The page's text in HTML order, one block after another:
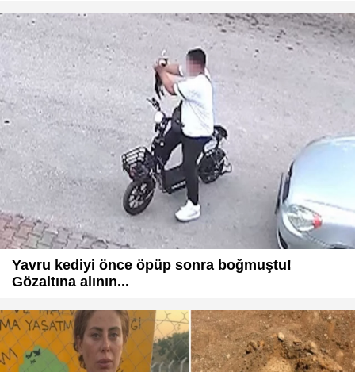
Yavru kediyi önce öpüp sonra boğmuştu!
Gözaltına alının...